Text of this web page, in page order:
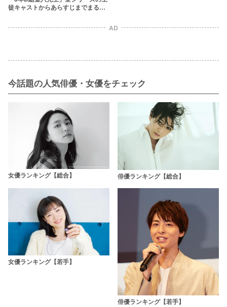
徒キャストからあらすじまでまるっ
AD
今話題の人気俳優・女優をチェック
女優ランキング【総合】 俳優ランキング【総合】
女優ランキング【若手】
俳優ランキング【若手】